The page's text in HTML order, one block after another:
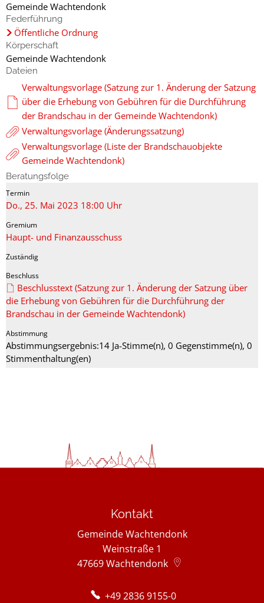
Gemeinde Wachtendonk
Federführung
Öffentliche Ordnung
Körperschaft
Gemeinde Wachtendonk
Dateien
Verwaltungsvorlage (Satzung zur 1. Änderung der Satzung
über die Erhebung von Gebühren für die Durchführung
der Brandschau in der Gemeinde Wachtendonk)
Verwaltungsvorlage (Änderungssatzung)
Verwaltungsvorlage (Liste der Brandschauobjekte
Gemeinde Wachtendonk)
Beratungsfolge
Do., 25. Mai 2023 18:00 Uhr
Haupt- und Finanzausschuss
Beschlusstext (Satzung zur 1. Änderung der Satzung über
die Erhebung von Gebühren für die Durchführung der
Brandschau in der Gemeinde Wachtendonk)
Abstimmungsergebnis:14 Ja-Stimme(n), 0 Gegenstimme(n), 0
Stimmenthaltung(en)
Kontakt
Gemeinde Wachtendonk
Weinstraße 1
47669Wachtendonk
+49 2836 9155-0